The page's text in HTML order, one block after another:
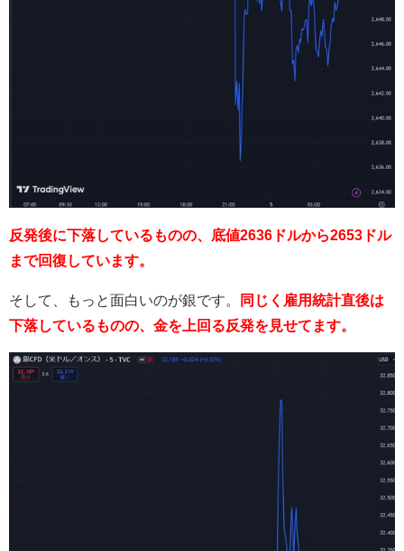
反発後に下落しているものの、底値2636ドルから2653ドル
まで回復しています。
そして、もっと面白いのが銀です。
同じく雇用統計直後は
下落しているものの、金を上回る反発を見せてます。